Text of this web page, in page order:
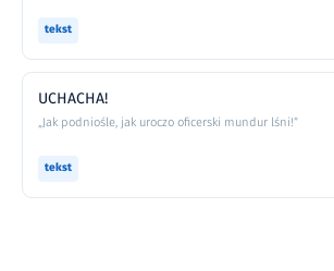
tekst
UCHACHA!
„Jak podniośle, jak uroczo oficerski mundur lśni!”
tekst